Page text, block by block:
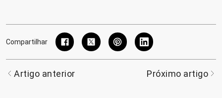
Compartilhar
Artigo anterior Próximo artigo